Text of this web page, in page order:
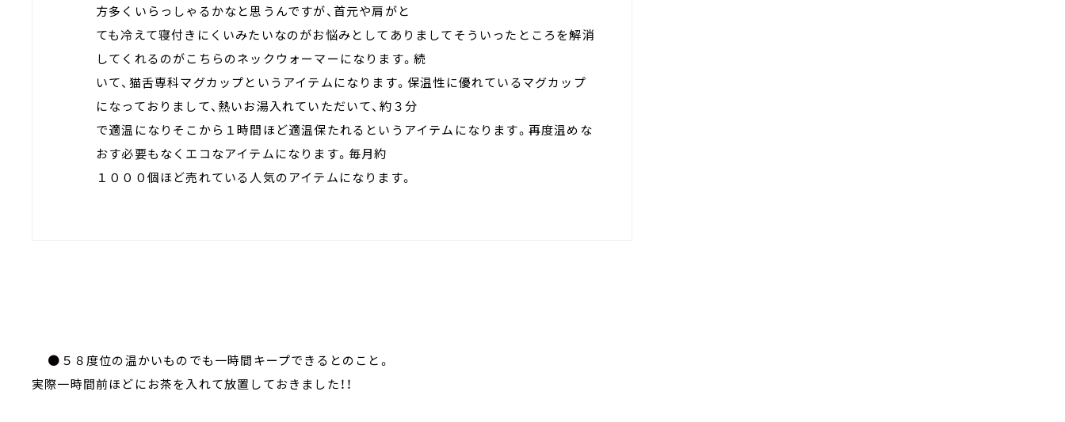
方多くいらっしゃるかなと思うんですが、首元や肩がと
ても冷えて寝付きにくいみたいなのがお悩みとしてありましてそういったところを解消
してくれるのがこちらのネックウォーマーになります。続
いて、猫舌専科マグカップというアイテムになります。保温性に優れているマグカップ
になっておりまして、熱いお湯入れていただいて、約３分
で適温になりそこから１時間ほど適温保たれるというアイテムになります。再度温めな
おす必要もなくエコなアイテムになります。毎月約
１０００個ほど売れている人気のアイテムになります。
●５８度位の温かいものでも一時間キープできるとのこと。
実際一時間前ほどにお茶を入れて放置しておきました！！